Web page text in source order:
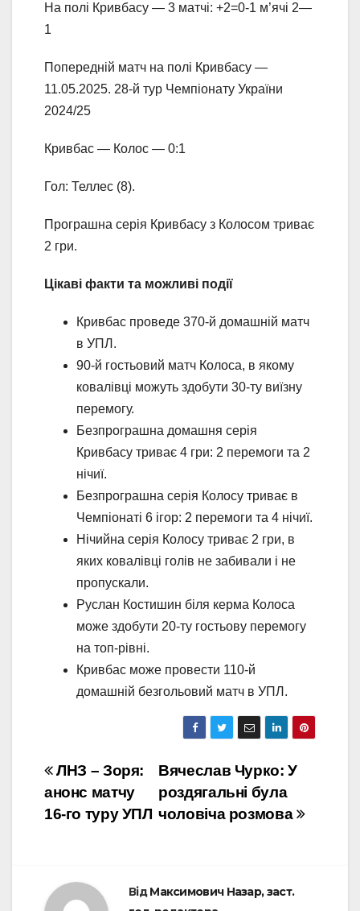
На полі Кривбасу — 3 матчі: +2=0-1 м’ячі 2—
1
Попередній матч на полі Кривбасу —
11.05.2025. 28-й тур Чемпіонату України
2024/25
Кривбас — Колос — 0:1
Гол: Теллес (8).
Програшна серія Кривбасу з Колосом триває
2 гри.
Цікаві факти та можливі події
Кривбас проведе 370-й домашній матч
в УПЛ.
90-й гостьовий матч Колоса, в якому
ковалівці можуть здобути 30-ту виїзну
перемогу.
Безпрограшна домашня серія
Кривбасу триває 4 гри: 2 перемоги та 2
нічиї.
Безпрограшна серія Колосу триває в
Чемпіонаті 6 ігор: 2 перемоги та 4 нічиї.
Нічийна серія Колосу триває 2 гри, в
яких ковалівці голів не забивали і не
пропускали.
Руслан Костишин біля керма Колоса
може здобути 20-ту гостьову перемогу
на топ-рівні.
Кривбас може провести 110-й
домашній безгольовий матч в УПЛ.
Навігація
записів
Вячеслав Чурко: У
роздягальні була
чоловіча розмова
ЛНЗ – Зоря:
анонс матчу
16-го туру УПЛ
ВідМаксимович Назар, заст.